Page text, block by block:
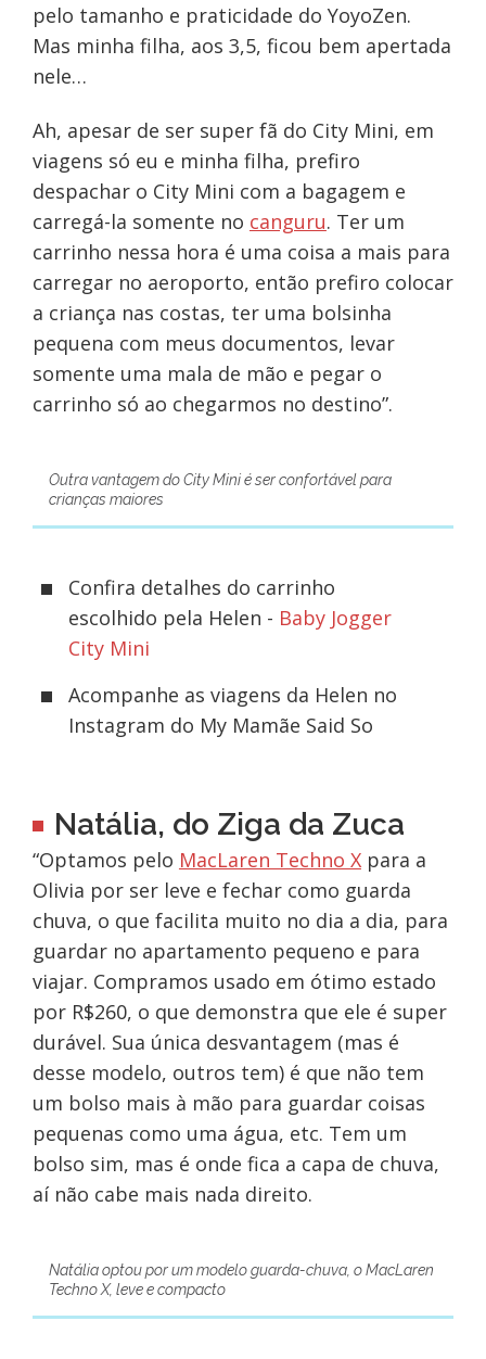
pelo tamanho e praticidade do YoyoZen.
Mas minha filha, aos 3,5, ficou bem apertada
nele…
Ah, apesar de ser super fã do City Mini, em
viagens só eu e minha filha, prefiro
despachar o City Mini com a bagagem e
carregá-la somente no canguru. Ter um
carrinho nessa hora é uma coisa a mais para
carregar no aeroporto, então prefiro colocar
a criança nas costas, ter uma bolsinha
pequena com meus documentos, levar
somente uma mala de mão e pegar o
carrinho só ao chegarmos no destino”.
Outra vantagem do City Mini é ser confortável para
crianças maiores
Confira detalhes do carrinho
escolhido pela Helen - Baby Jogger
City Mini
Acompanhe as viagens da Helen no
Instagram do My Mamãe Said So
Natália, do Ziga da Zuca
“Optamos pelo MacLaren Techno Xpara a
Olivia por ser leve e fechar como guarda
chuva, o que facilita muito no dia a dia, para
guardar no apartamento pequeno e para
viajar. Compramos usado em ótimo estado
por R$260, o que demonstra que ele é super
durável. Sua única desvantagem (mas é
desse modelo, outros tem) é que não tem
um bolso mais à mão para guardar coisas
pequenas como uma água, etc. Tem um
bolso sim, mas é onde fica a capa de chuva,
aí não cabe mais nada direito.
Natália optou por um modelo guarda-chuva, o MacLaren
Techno X, leve e compacto